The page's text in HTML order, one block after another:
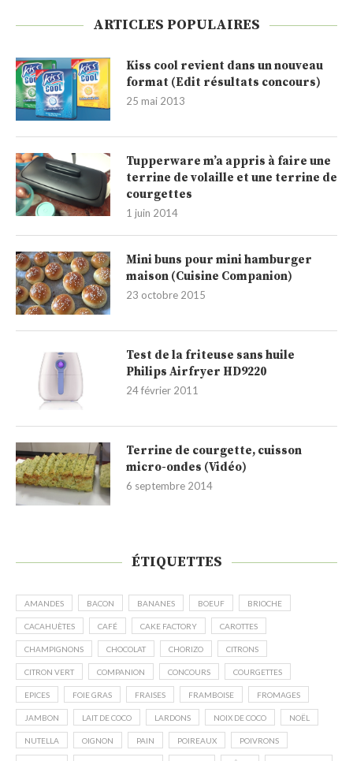
ARTICLES POPULAIRES
Kiss cool revient dans un nouveau
format (Edit résultats concours)
25 mai 2013
Tupperware m’a appris à faire une
terrine de volaille et une terrine de
courgettes
1 juin 2014
Mini buns pour mini hamburger
maison (Cuisine Companion)
23 octobre 2015
Test de la friteuse sans huile
Philips Airfryer HD9220
24 février 2011
Terrine de courgette, cuisson
micro-ondes (Vidéo)
6 septembre 2014
ÉTIQUETTES
AMANDES BACON BANANES BOEUF BRIOCHE
CACAHUÈTES CAFÉ CAKE FACTORY CAROTTES
CHAMPIGNONS CHOCOLAT CHORIZO CITRONS
CITRON VERT COMPANION CONCOURS COURGETTES
EPICES FOIE GRAS FRAISES FRAMBOISE FROMAGES
JAMBON LAIT DE COCO LARDONS NOIX DE COCO NOËL
NUTELLA OIGNON PAIN POIREAUX POIVRONS